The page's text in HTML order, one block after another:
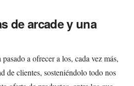
de arcade y una
a ofrecer a los, cada vez más,
de clientes, sosteniéndolo todo nos